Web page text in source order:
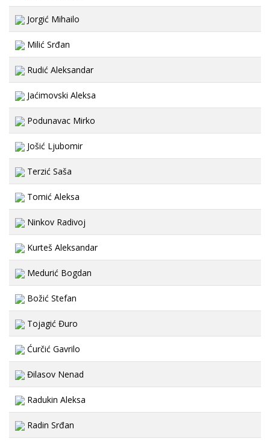
Jorgić Mihailo
Milić Srđan
Rudić Aleksandar
Jaćimovski Aleksa
Podunavac Mirko
Jošić Ljubomir
Terzić Saša
Tomić Aleksa
Ninkov Radivoj
Kurteš Aleksandar
Medurić Bogdan
Božić Stefan
Tojagić Đuro
Ćurčić Gavrilo
Đilasov Nenad
Radukin Aleksa
Radin Srđan